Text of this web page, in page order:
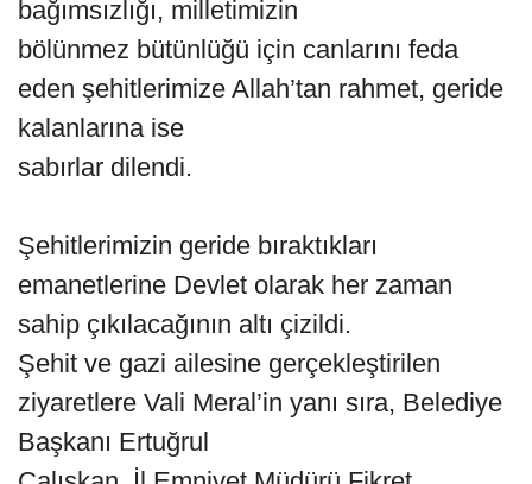
bağımsızlığı, milletimizin
bölünmez bütünlüğü için canlarını feda
eden şehitlerimize Allah’tan rahmet, geride
kalanlarına ise
sabırlar dilendi.
Şehitlerimizin geride bıraktıkları
emanetlerine Devlet olarak her zaman
sahip çıkılacağının altı çizildi.
Şehit ve gazi ailesine gerçekleştirilen
ziyaretlere Vali Meral’in yanı sıra, Belediye
Başkanı Ertuğrul